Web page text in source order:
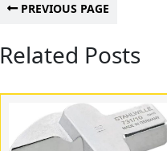
PREVIOUS PAGE
Related Posts